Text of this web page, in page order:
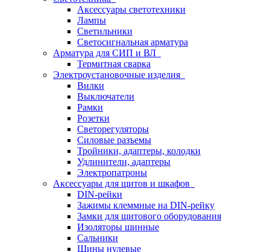
Аксессуары светотехники
Лампы
Светильники
Светосигнальная арматура
Арматура для СИП и ВЛ
Термитная сварка
Электроустановочные изделия
Вилки
Выключатели
Рамки
Розетки
Светорегуляторы
Силовые разъемы
Тройники, адаптеры, колодки
Удлинители, адаптеры
Электропатроны
Аксессуары для щитов и шкафов
DIN-рейки
Зажимы клеммные на DIN-рейку
Замки для щитового оборудования
Изоляторы шинные
Сальники
Шины нулевые